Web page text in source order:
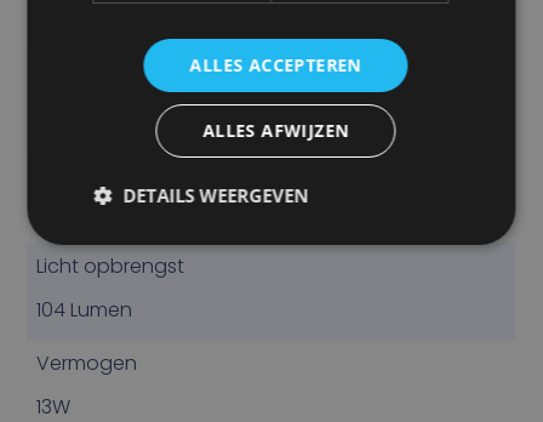
Licht opbrengst
104 Lumen
Vermogen
13W
ALLES ACCEPTEREN
ALLES AFWIJZEN
DETAILS WEERGEVEN